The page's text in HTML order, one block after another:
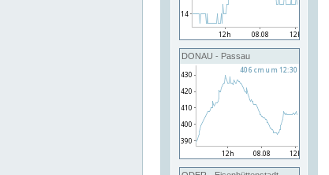
DONAU - Passau